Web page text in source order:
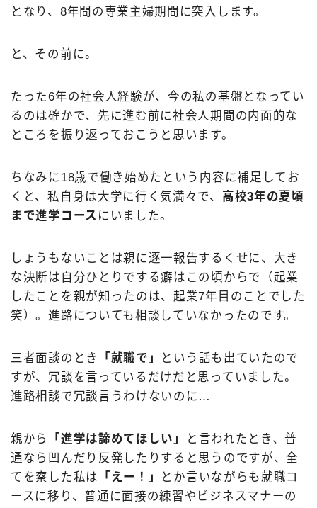
となり、8年間の専業主婦期間に突入します。
と、その前に。
たった6年の社会人経験が、今の私の基盤となってい
るのは確かで、先に進む前に社会人期間の内面的な
ところを振り返っておこうと思います。
ちなみに18歳で働き始めたという内容に補足してお
くと、私自身は大学に行く気満々で、 高校3年の夏頃
まで進学コース にいました。
しょうもないことは親に逐一報告するくせに、大き
な決断は自分ひとりでする癖はこの頃からで（起業
したことを親が知ったのは、起業7年目のことでした
笑）。進路についても相談していなかったのです。
三者面談のとき 「就職で」
という話も出ていたので
すが、冗談を言っているだけだと思っていました。
進路相談で冗談言うわけないのに…
親から 「進学は諦めてほしい」
と言われたとき、普
通なら凹んだり反発したりすると思うのですが、全
てを察した私は
「えー！」
とか言いながらも就職コ
ースに移り、普通に面接の練習やビジネスマナーの